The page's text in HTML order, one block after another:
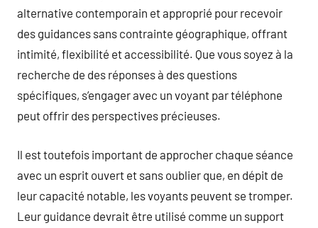
alternative contemporain et approprié pour recevoir
des guidances sans contrainte géographique, offrant
intimité, flexibilité et accessibilité. Que vous soyez à la
recherche de des réponses à des questions
spécifiques, s’engager avec un voyant par téléphone
peut offrir des perspectives précieuses.
Il est toutefois important de approcher chaque séance
avec un esprit ouvert et sans oublier que, en dépit de
leur capacité notable, les voyants peuvent se tromper.
Leur guidance devrait être utilisé comme un support